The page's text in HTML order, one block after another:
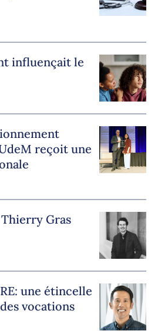
influençait le
reçoit une
Gras
une étincelle
vocations